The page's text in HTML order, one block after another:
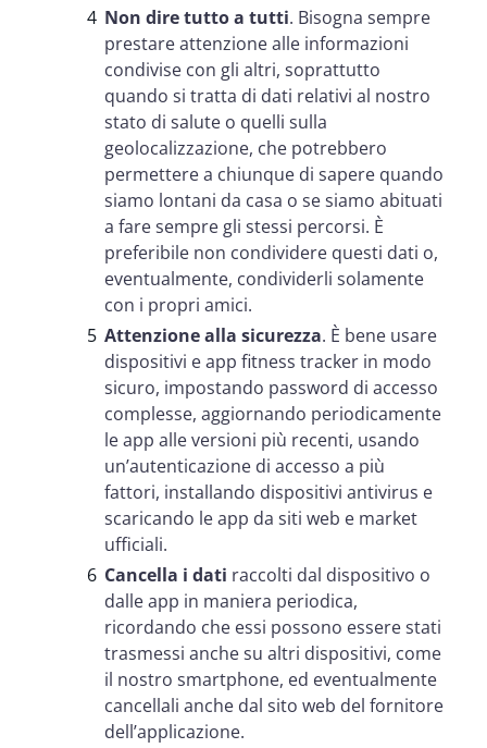
Non dire tutto a tutti. Bisogna sempre
prestare attenzione alle informazioni
condivise con gli altri, soprattutto
quando si tratta di dati relativi al nostro
stato di salute o quelli sulla
geolocalizzazione, che potrebbero
permettere a chiunque di sapere quando
siamo lontani da casa o se siamo abituati
a fare sempre gli stessi percorsi. È
preferibile non condividere questi dati o,
eventualmente, condividerli solamente
con i propri amici.
Attenzione alla sicurezza. È bene usare
dispositivi e app fitness tracker in modo
sicuro, impostando password di accesso
complesse, aggiornando periodicamente
le app alle versioni più recenti, usando
un’autenticazione di accesso a più
fattori, installando dispositivi antivirus e
scaricando le app da siti web e market
ufficiali.
Cancella i dati raccolti dal dispositivo o
dalle app in maniera periodica,
ricordando che essi possono essere stati
trasmessi anche su altri dispositivi, come
il nostro smartphone, ed eventualmente
cancellali anche dal sito web del fornitore
dell’applicazione.